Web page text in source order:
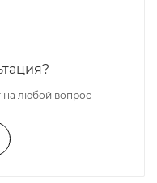
на любой вопрос